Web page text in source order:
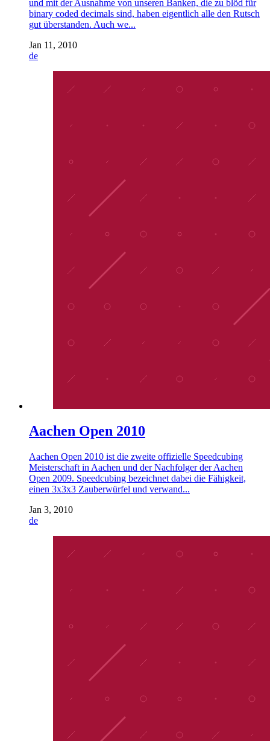
und mit der Ausnahme von unseren Banken, die zu blöd für
binary coded decimals sind, haben eigentlich alle den Rutsch
gut überstanden. Auch we...
Jan 11, 2010
de
Aachen Open 2010
Aachen Open 2010 ist die zweite offizielle Speedcubing
Meisterschaft in Aachen und der Nachfolger der Aachen
Open 2009. Speedcubing bezeichnet dabei die Fähigkeit,
einen 3x3x3 Zauberwürfel und verwand...
Jan 3, 2010
de